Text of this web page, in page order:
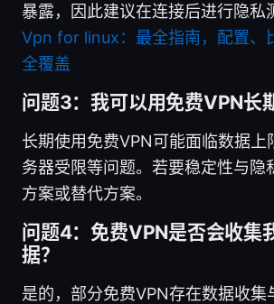
暴露，因此建议在连接后进行隐私
Vpn for linux：最全指南，配置、
全覆盖
问题3：我可以用免费VPN长
长期使用免费VPN可能面临数据上
务器受限等问题。若要稳定性与隐
方案或替代方案。
问题4：免费VPN是否会收集
据？
是的，部分免费VPN存在数据收集